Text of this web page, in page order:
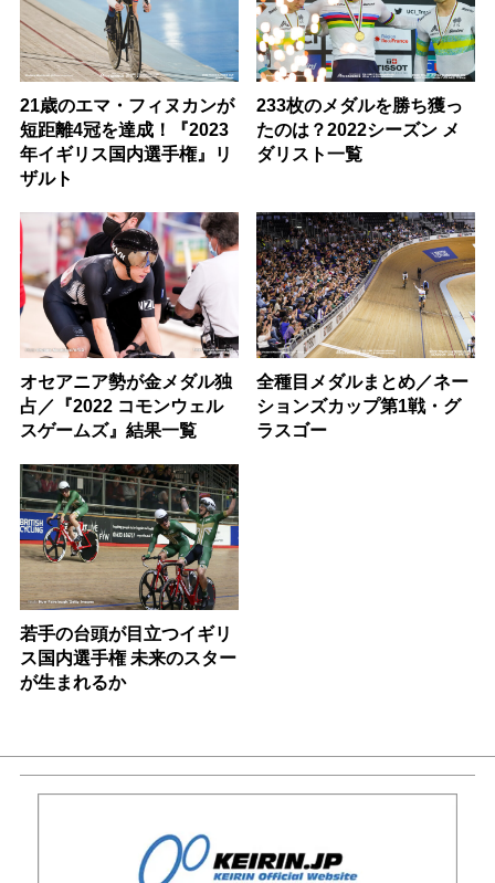
21歳のエマ・フィヌカンが
短距離4冠を達成！『2023
年イギリス国内選手権』リ
ザルト
233枚のメダルを勝ち獲っ
たのは？2022シーズン メ
ダリスト一覧
オセアニア勢が金メダル独
占／『2022 コモンウェル
スゲームズ』結果一覧
全種目メダルまとめ／ネー
ションズカップ第1戦・グ
ラスゴー
若手の台頭が目立つイギリ
ス国内選手権 未来のスター
が生まれるか